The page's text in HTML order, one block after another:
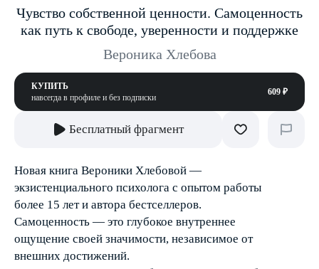
Чувство собственной ценности. Самоценность
как путь к свободе, уверенности и поддержке
Вероника Хлебова
КУПИТЬ
навсегда в профиле и без подписки
609 ₽
Бесплатный фрагмент
Новая книга Вероники Хлебовой —
экзистенциального психолога с опытом работы
более 15 лет и автора бестселлеров.
Самоценность — это глубокое внутреннее
ощущение своей значимости, независимое от
внешних достижений.